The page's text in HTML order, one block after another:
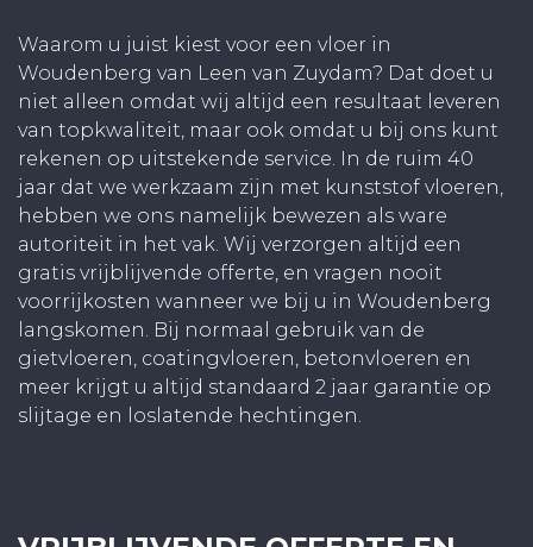
Waarom u juist kiest voor een vloer in
Woudenberg van Leen van Zuydam? Dat doet u
niet alleen omdat wij altijd een resultaat leveren
van topkwaliteit, maar ook omdat u bij ons kunt
rekenen op uitstekende service. In de ruim 40
jaar dat we werkzaam zijn met kunststof vloeren,
hebben we ons namelijk bewezen als ware
autoriteit in het vak. Wij verzorgen altijd een
gratis vrijblijvende offerte, en vragen nooit
voorrijkosten wanneer we bij u in Woudenberg
langskomen. Bij normaal gebruik van de
gietvloeren, coatingvloeren, betonvloeren en
meer krijgt u altijd standaard 2 jaar garantie op
slijtage en loslatende hechtingen.